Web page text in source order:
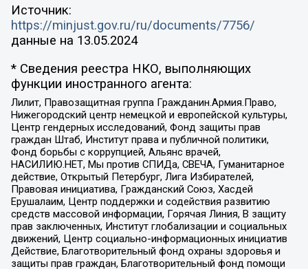
Источник:
https://minjust.gov.ru/ru/documents/7756/
данные на 13.05.2024
* Сведения реестра НКО, выполняющих
функции иностранного агента:
Лилит, Правозащитная группа Гражданин.Армия.Право,
Нижегородский центр немецкой и европейской культуры,
Центр гендерных исследований, Фонд защиты прав
граждан Штаб, Институт права и публичной политики,
Фонд борьбы с коррупцией, Альянс врачей,
НАСИЛИЮ.НЕТ, Мы против СПИДа, СВЕЧА, Гуманитарное
действие, Открытый Петербург, Лига Избирателей,
Правовая инициатива, Гражданский Союз, Хасдей
Ерушалаим, Центр поддержки и содействия развитию
средств массовой информации, Горячая Линия, В защиту
прав заключенных, Институт глобализации и социальных
движений, Центр социально-информационных инициатив
Действие, Благотворительный фонд охраны здоровья и
защиты прав граждан, Благотворительный фонд помощи